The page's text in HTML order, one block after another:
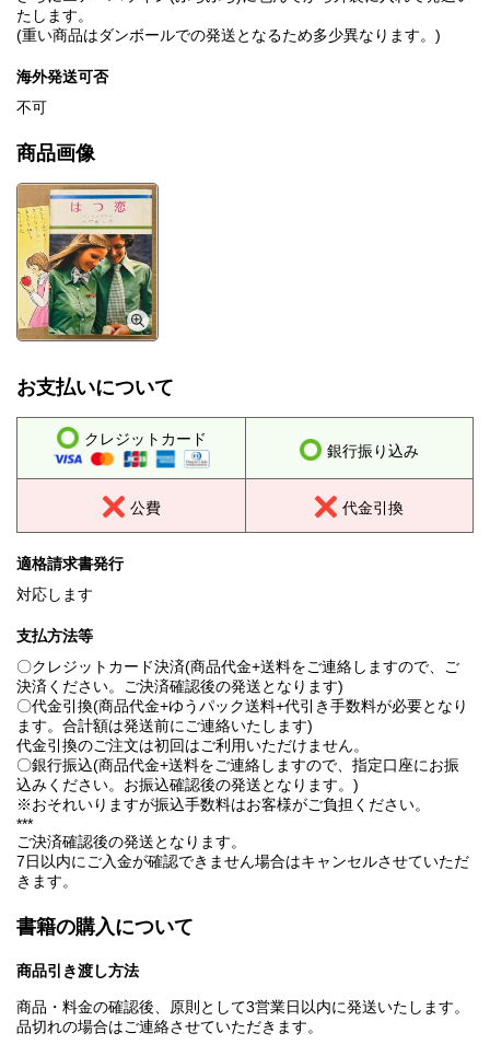
たします。
(重い商品はダンボールでの発送となるため多少異なります。)
海外発送可否
不可
商品画像
お支払いについて
クレジットカード
銀行振り込み
公費 代金引換
適格請求書発行
対応します
支払方法等
〇クレジットカード決済(商品代金+送料をご連絡しますので、ご
決済ください。ご決済確認後の発送となります)
〇代金引換(商品代金+ゆうパック送料+代引き手数料が必要となり
ます。合計額は発送前にご連絡いたします)
代金引換のご注文は初回はご利用いただけません。
〇銀行振込(商品代金+送料をご連絡しますので、指定口座にお振
込みください。お振込確認後の発送となります。)
※おそれいりますが振込手数料はお客様がご負担ください。
***
ご決済確認後の発送となります。
7日以内にご入金が確認できません場合はキャンセルさせていただ
きます。
書籍の購入について
商品引き渡し方法
商品・料金の確認後、原則として3営業日以内に発送いたします。
品切れの場合はご連絡させていただきます。